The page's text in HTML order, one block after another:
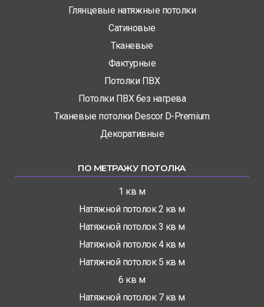
Глянцевые натяжные потолки
Сатиновые
Тканевые
Фактурные
Потолки ПВХ
Потолки ПВХ без нагрева
Тканевые потолки Descor D-Premium
Декоративные
ПО МЕТРАЖУ ПОТОЛКА
1 кв м
Натяжной потолок 2 кв м
Натяжной потолок 3 кв м
Натяжной потолок 4 кв м
Натяжной потолок 5 кв м
6 кв м
Натяжной потолок 7 кв м